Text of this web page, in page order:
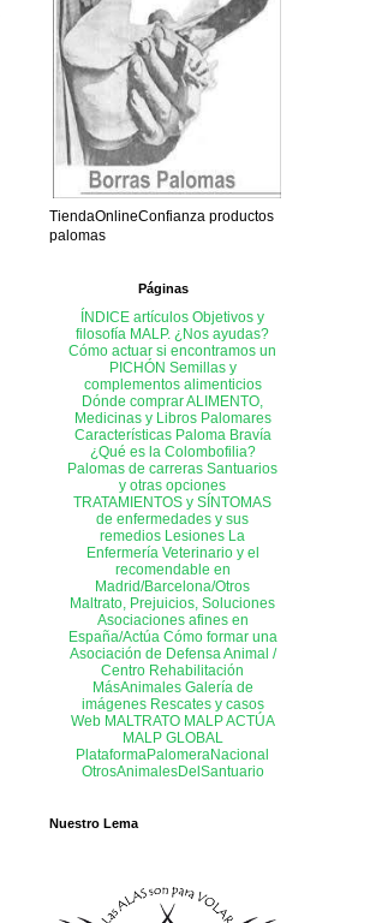
TiendaOnlineConfianza productos
palomas
Páginas
ÍNDICE artículos Objetivos y
filosofía MALP. ¿Nos ayudas?
Cómo actuar si encontramos un
PICHÓN Semillas y
complementos alimenticios
Dónde comprar ALIMENTO,
Medicinas y Libros Palomares
Características Paloma Bravía
¿Qué es la Colombofilia?
Palomas de carreras Santuarios
y otras opciones
TRATAMIENTOS y SÍNTOMAS
de enfermedades y sus
remedios Lesiones La
Enfermería Veterinario y el
recomendable en
Madrid/Barcelona/Otros
Maltrato, Prejuicios, Soluciones
Asociaciones afines en
España/Actúa Cómo formar una
Asociación de Defensa Animal /
Centro Rehabilitación
MásAnimales Galería de
imágenes Rescates y casos
Web MALTRATO MALP ACTÚA
MALP GLOBAL
PlataformaPalomeraNacional
OtrosAnimalesDelSantuario
Nuestro Lema